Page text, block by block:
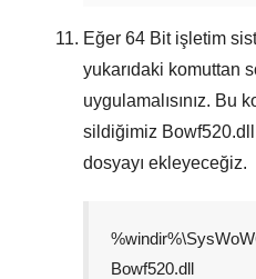
Eğer 64 Bitişletim
yukarıdaki komuttan
uygulamalısınız. Bu
sildiğimiz Bowf520.dll
dosyayı ekleyeceğiz.
Bowf520.dll